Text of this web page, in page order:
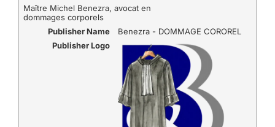
Maître Michel Benezra, avocat en
dommages corporels
Publisher Name
Benezra - DOMMAGE COROREL
Publisher Logo